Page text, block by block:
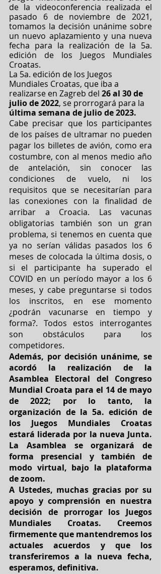
de la videoconferencia realizada el
pasado 6 de noviembre de 2021,
tomamos la decisión unánime sobre
un nuevo aplazamiento y una nueva
fecha para la realización de la 5a.
edición de los Juegos Mundiales
Croatas.
La 5a. edición de los Juegos
Mundiales Croatas, que iba a
realizarse en Zagreb del 26 al 30 de
julio de 2022, se prorrogará para la
última semana de julio de 2023.
Cabe precisar que los participantes
de los países de ultramar no pueden
pagar los billetes de avión, como era
costumbre, con al menos medio año
de antelación, sin conocer las
condiciones de vuelo, ni los
requisitos que se necesitarían para
las conexiones con la finalidad de
arribar a Croacia. Las vacunas
obligatorias también son un gran
problema, si tenemos en cuenta que
ya no serían válidas pasados los 6
meses de colocada la última dosis, o
si el participante ha superado el
COVID en un período mayor a los 6
meses, y cabe preguntarse si todos
los inscritos, en ese momento
¿podrán vacunarse en tiempo y
forma?. Todos estos interrogantes
son obstáculos para los
competidores.
Además, por decisión unánime, se
acordó la realización de la
Asamblea Electoral del Congreso
Mundial Croata para el 14 de mayo
de 2022; por lo tanto, la
organización de la 5a. edición de
los Juegos Mundiales Croatas
estará liderada por la nueva Junta.
La Asamblea se organizará de
forma presencial y también de
modo virtual, bajo la plataforma
de zoom.
A Ustedes, muchas gracias por su
apoyo y comprensión en nuestra
decisión de prorrogar los Juegos
Mundiales Croatas. Creemos
firmemente que mantendremos los
actuales acuerdos y que los
transferiremos a la nueva fecha,
esperamos, definitiva.